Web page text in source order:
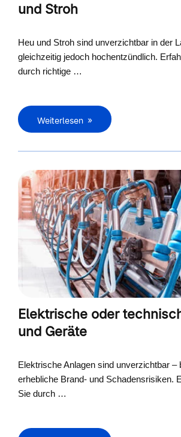
und Stroh
Heu und Stroh sind unverzichtbar in der
gleichzeitig jedoch hochentzündlich.
durch richtige …
Weiterlesen
Elektrische oder
und Geräte
Elektrische Anlagen sind unverzichtbar –
erhebliche Brand- und Schadensrisiken.
Sie durch …